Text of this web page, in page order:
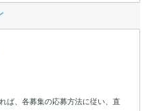
ば、各募集の応募方法に従い、直